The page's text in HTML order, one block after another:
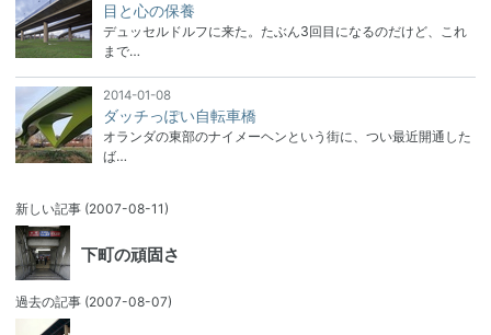
目と心の保養
デュッセルドルフに来た。たぶん3回目になるのだけど、これ
まで…
2014-01-08
ダッチっぽい自転車橋
オランダの東部のナイメーヘンという街に、つい最近開通した
ば…
新しい記事 (2007-08-11)
下町の頑固さ
過去の記事 (2007-08-07)